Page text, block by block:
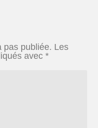
pas publiée. Les
avec*